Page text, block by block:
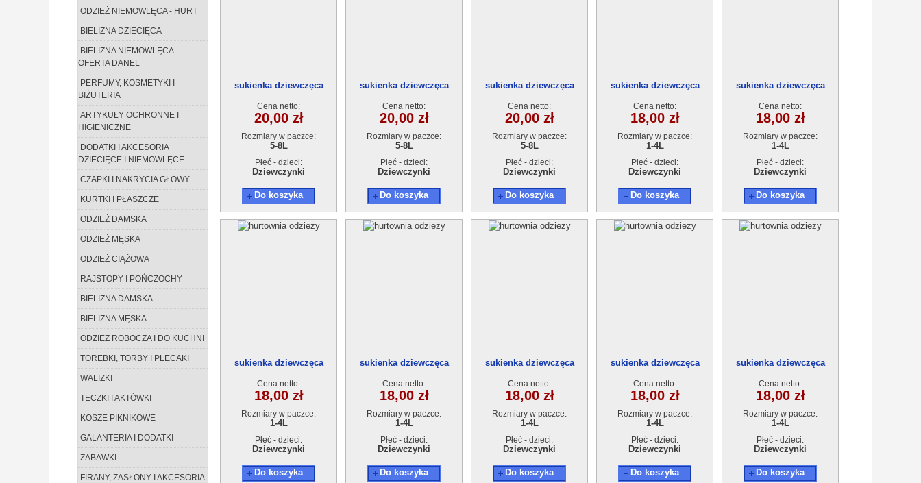
ODZIEŻ NIEMOWLĘCA - HURT
BIELIZNA DZIECIĘCA
BIELIZNA NIEMOWLĘCA -
OFERTA DANEL
PERFUMY, KOSMETYKI I
BIŻUTERIA
ARTYKUŁY OCHRONNE I
HIGIENICZNE
DODATKI I AKCESORIA
DZIECIĘCE I NIEMOWLĘCE
CZAPKI I NAKRYCIA GŁOWY
KURTKI I PŁASZCZE
ODZIEŻ DAMSKA
ODZIEŻ MĘSKA
ODZIEŻ CIĄŻOWA
RAJSTOPY I POŃCZOCHY
BIELIZNA DAMSKA
BIELIZNA MĘSKA
ODZIEŻ ROBOCZA I DO KUCHNI
TOREBKI, TORBY I PLECAKI
WALIZKI
TECZKI I AKTÓWKI
KOSZE PIKNIKOWE
GALANTERIA I DODATKI
ZABAWKI
FIRANY, ZASŁONY I AKCESORIA
sukienka dziewczęca
Cena netto:
20,00 zł
Rozmiary w paczce:
5-8L
Płeć - dzieci:
Dziewczynki
Do koszyka
sukienka dziewczęca
Cena netto:
20,00 zł
Rozmiary w paczce:
5-8L
Płeć - dzieci:
Dziewczynki
Do koszyka
sukienka dziewczęca
Cena netto:
20,00 zł
Rozmiary w paczce:
5-8L
Płeć - dzieci:
Dziewczynki
Do koszyka
sukienka dziewczęca
Cena netto:
18,00 zł
Rozmiary w paczce:
1-4L
Płeć - dzieci:
Dziewczynki
Do koszyka
sukienka dziewczęca
Cena netto:
18,00 zł
Rozmiary w paczce:
1-4L
Płeć - dzieci:
Dziewczynki
Do koszyka
sukienka dziewczęca
Cena netto:
18,00 zł
Rozmiary w paczce:
1-4L
Płeć - dzieci:
Dziewczynki
Do koszyka
sukienka dziewczęca
Cena netto:
18,00 zł
Rozmiary w paczce:
1-4L
Płeć - dzieci:
Dziewczynki
Do koszyka
sukienka dziewczęca
Cena netto:
18,00 zł
Rozmiary w paczce:
1-4L
Płeć - dzieci:
Dziewczynki
Do koszyka
sukienka dziewczęca
Cena netto:
18,00 zł
Rozmiary w paczce:
1-4L
Płeć - dzieci:
Dziewczynki
Do koszyka
sukienka dziewczęca
Cena netto:
18,00 zł
Rozmiary w paczce:
1-4L
Płeć - dzieci:
Dziewczynki
Do koszyka